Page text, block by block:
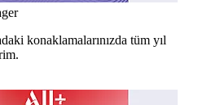
konaklamalarınızda tüm yıl